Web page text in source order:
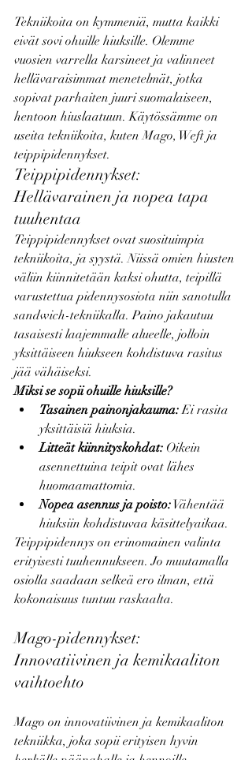
Tekniikoita on kymmeniä, mutta kaikki
eivät sovi ohuille hiuksille. Olemme
vuosien varrella karsineet ja valinneet
hellävaraisimmat menetelmät, jotka
sopivat parhaiten juuri suomalaiseen,
hentoon hiuslaatuun. Käytössämme on
useita tekniikoita, kuten Mago, Weft ja
teippipidennykset.
Teippipidennykset:
Hellävarainen ja nopea tapa
tuuhentaa
Teippipidennykset ovat suosituimpia
tekniikoita, ja syystä. Niissä omien hiusten
väliin kiinnitetään kaksi ohutta, teipillä
varustettua pidennysosiota niin sanotulla
sandwich-tekniikalla. Paino jakautuu
tasaisesti laajemmalle alueelle, jolloin
yksittäiseen hiukseen kohdistuva rasitus
jää vähäiseksi.
Miksi se sopii ohuille hiuksille?
Tasainen painonjakauma: Ei rasita
yksittäisiä hiuksia.
Litteät kiinnityskohdat: Oikein
asennettuina teipit ovat lähes
huomaamattomia.
Nopea asennus ja poisto: Vähentää
hiuksiin kohdistuvaa käsittelyaikaa.
Teippipidennys on erinomainen valinta
erityisesti tuuhennukseen. Jo muutamalla
osiolla saadaan selkeä ero ilman, että
kokonaisuus tuntuu raskaalta.
Mago-pidennykset:
Innovatiivinen ja kemikaaliton
vaihtoehto
Mago on innovatiivinen ja kemikaaliton
tekniikka, joka sopii erityisen hyvin